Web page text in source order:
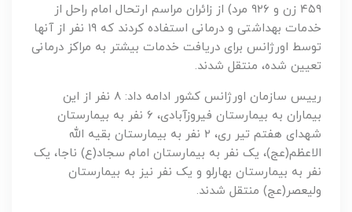
۴۵۹ زن و ۹۲۶ مرد) از زائران مراسم ارتحال امام راحل از
خدمات بهداشتی و درمانی استفاده کردند که ۱۹ نفر از آنها
توسط اورژانس برای دریافت خدمات بیشتر به مراکز درمانی
تعیین شده، منتقل شدند.
رییس سازمان اورژانس کشور ادامه داد: ۸ نفر از این
بیماران به بیمارستان فیروزآبادی، ۶ نفر به بیمارستان
شهدای هفتم تیر ری، ۲ نفر به بیمارستان بقیه الله
الاعظم(عج)، یک نفر به بیمارستان امام سجاد(ع) ناجا، یک
نفر به بیمارستان بهارلو و یک نفر نیز به بیمارستان
ولیعصر(عج) منتقل شدند.